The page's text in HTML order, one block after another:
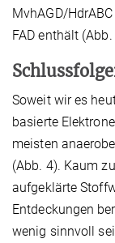
MvhAGD/
FAD enthält
Soweit wir es
basierte
meisten
(Abb. 4). Kaum
aufgeklärte
Entdeckungen
wenig sinnvoll